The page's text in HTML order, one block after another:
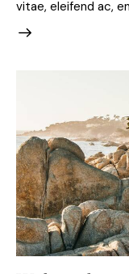
vitae, eleifend ac,